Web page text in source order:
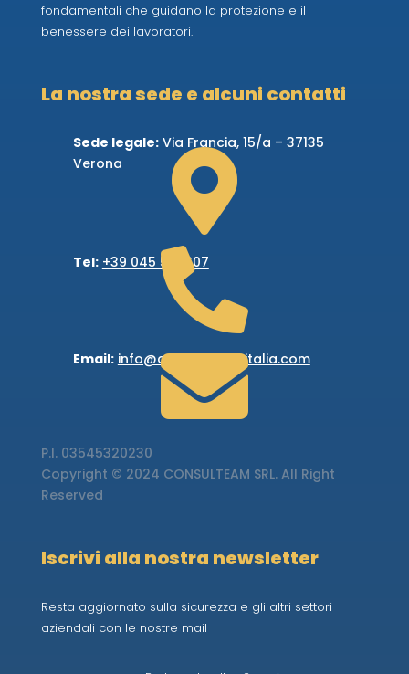
fondamentali che guidano la protezione e il
benessere dei lavoratori.
La nostra sede e alcuni contatti
Sede legale:Via Francia, 15/a – 37135
Verona

Tel: +39 045 509607

Email: info@consulteam-italia.com

P.I. 03545320230
Copyright © 2024 CONSULTEAM SRL. All Right
Reserved
Iscrivi alla nostra newsletter
Resta aggiornato sulla sicurezza e gli altri settori
aziendali con le nostre mail